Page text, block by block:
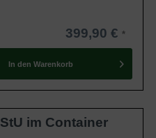
399,90 €
In den Warenkorb
im Container